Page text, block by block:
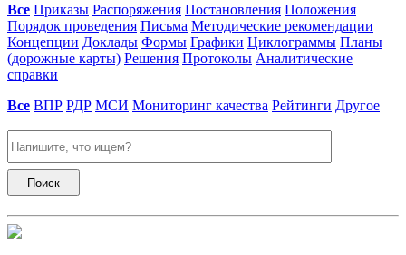
Все Приказы Распоряжения Постановления Положения
Порядок проведения Письма Методические рекомендации
Концепции Доклады Формы Графики Циклограммы Планы
(дорожные карты) Решения Протоколы Аналитические
справки
Все ВПР РДР МСИ Мониторинг качества Рейтинги Другое
Поиск